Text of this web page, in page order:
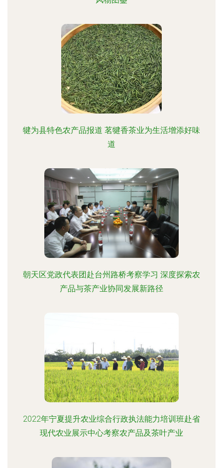
犍为县特色农产品报道 茗犍香茶业为生活增添好味
道
朝天区党政代表团赴台州路桥考察学习 深度探索农
产品与茶产业协同发展新路径
2022年宁夏提升农业综合行政执法能力培训班赴省
现代农业展示中心考察农产品及茶叶产业